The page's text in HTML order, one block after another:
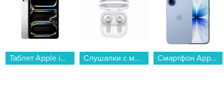
Таблет Apple iPad Pro 11" Wi-Fi 512GB Silver mdwn4 , 12 GB, 512 GB... Слушалки с микрофон Samsung GALAXY BUDS 4 WHITE SM-R540NZWA , Bluetooth , IN-EAR (ТАПИ)... Смартфон Apple iPhone 17 256GB Mist Blue mg6l4 , 256 GB, 8 GB...